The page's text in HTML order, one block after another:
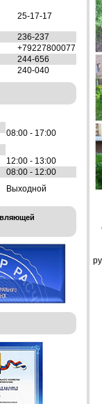
25-17-17
236-237
+79227800077
244-656
240-040
08:00 - 17:00
12:00 - 13:00
08:00 - 12:00
Выходной